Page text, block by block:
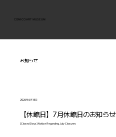
COMICO ART MUSEUM
お知らせ
【休館日】7月休館日のお知らせ
[Closed Days] Notice Regarding July Closures
2026年6月18日